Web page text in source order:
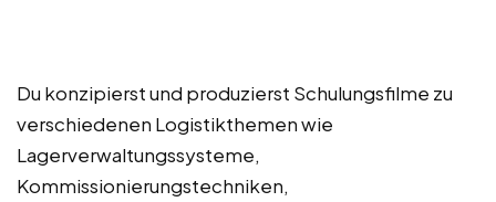
Du konzipierst und produzierst Schulungsfilme zu
verschiedenen Logistikthemen wie
Lagerverwaltungssysteme,
Kommissionierungstechniken,